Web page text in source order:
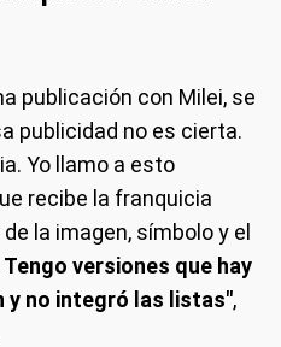
publicación con Milei, se
publicidad no es cierta.
Yo llamo a esto
recibe la franquicia
la imagen, símbolo y el
Tengo versiones que hay
y no integró las listas",